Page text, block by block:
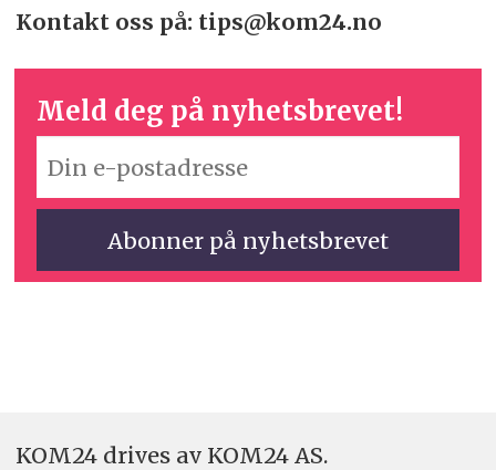
Kontakt oss på: tips@kom24.no
Meld deg på nyhetsbrevet!
KOM24 drives av KOM24 AS.